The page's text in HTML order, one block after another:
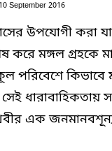
September 2016
উপযোগী করা
করে মঙ্গল
পরিবেশে কিভাবে
ধারাবাহিকতায়
এক